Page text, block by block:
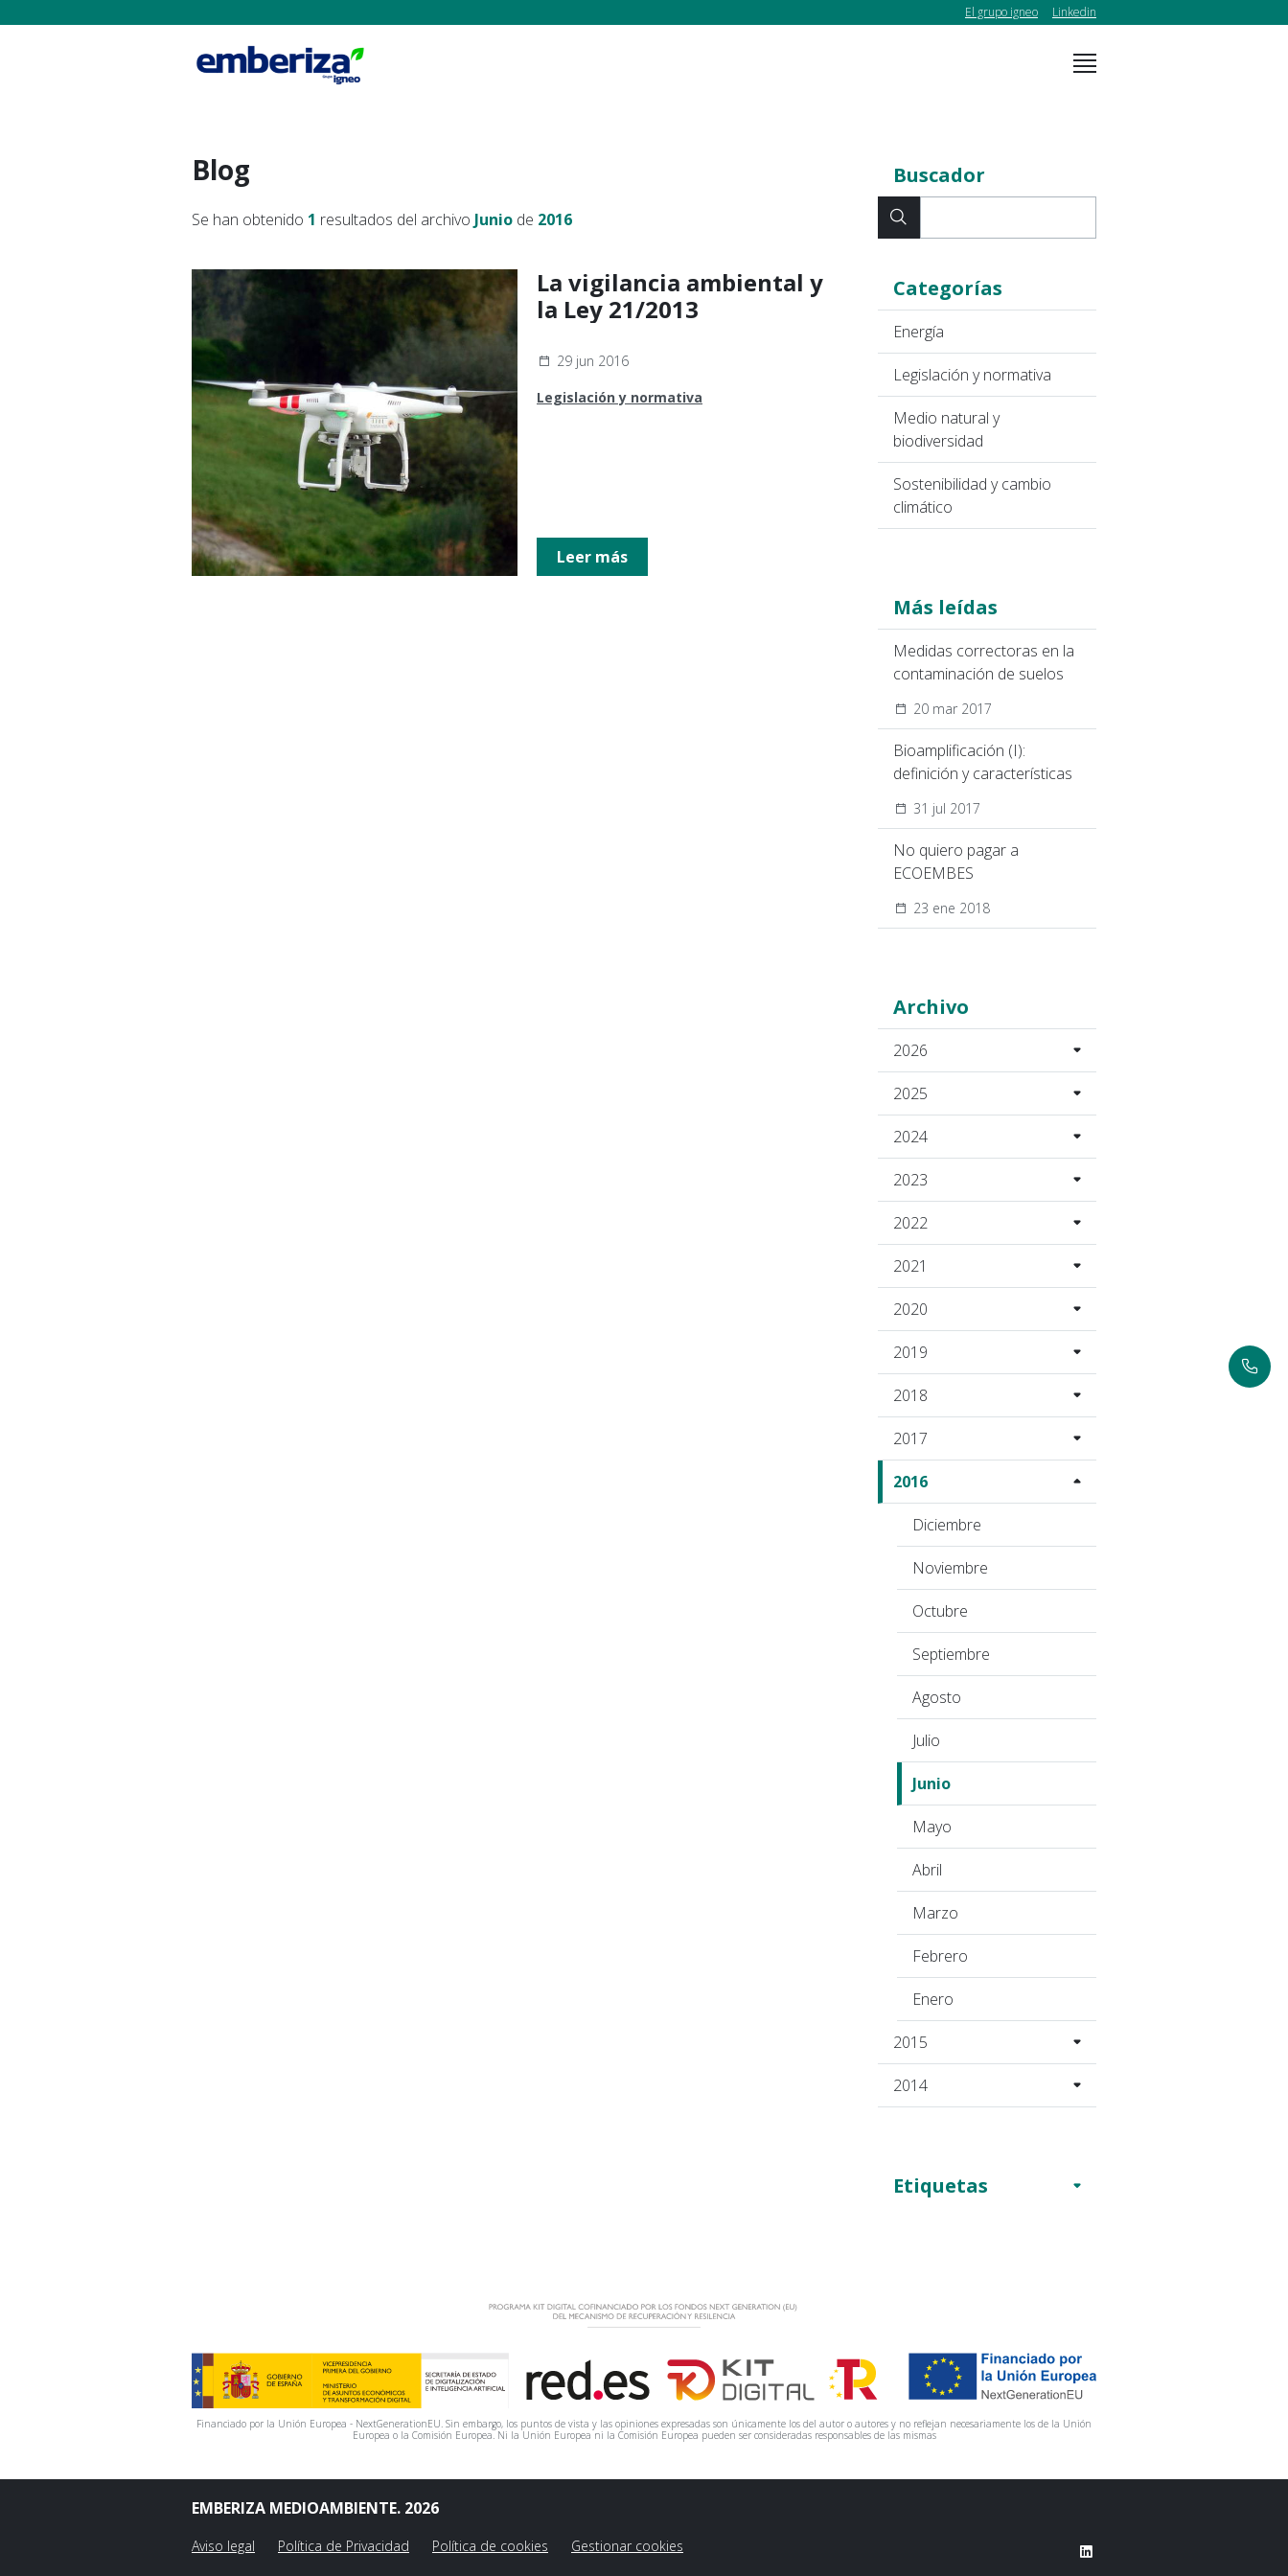
El grupo igneo Linkedin
Buscador
Categorías
Energía
Legislación y normativa
Medio natural y
biodiversidad
Sostenibilidad y cambio
climático
Más leídas
Medidas correctoras en la
contaminación de suelos
20 mar 2017
Bioamplificación (I):
definición y características
31 jul 2017
No quiero pagar a
ECOEMBES
23 ene 2018
Archivo
2026
2025
2024
2023
2022
2021
2020
2019
2018
2017
2016
Diciembre
Noviembre
Octubre
Septiembre
Agosto
Julio
Junio
Mayo
Abril
Marzo
Febrero
Enero
2015
2014
Etiquetas
Blog
Se han obtenido 1 resultados del archivo Junio de 2016
La vigilancia ambiental y
la Ley 21/2013
29 jun 2016
Legislación y normativa
Leer más
Financiado por la Unión Europea - NextGenerationEU. Sin embargo, los puntos de vista y las opiniones expresadas son únicamente los del autor o autores y no reflejan necesariamente los de la Unión
Europea o la Comisión Europea. Ni la Unión Europea ni la Comisión Europea pueden ser consideradas responsables de las mismas
EMBERIZA MEDIOAMBIENTE. 2026
Aviso legal Política de Privacidad Política de cookies Gestionar cookies